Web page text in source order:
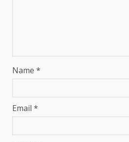
Name *
Email *